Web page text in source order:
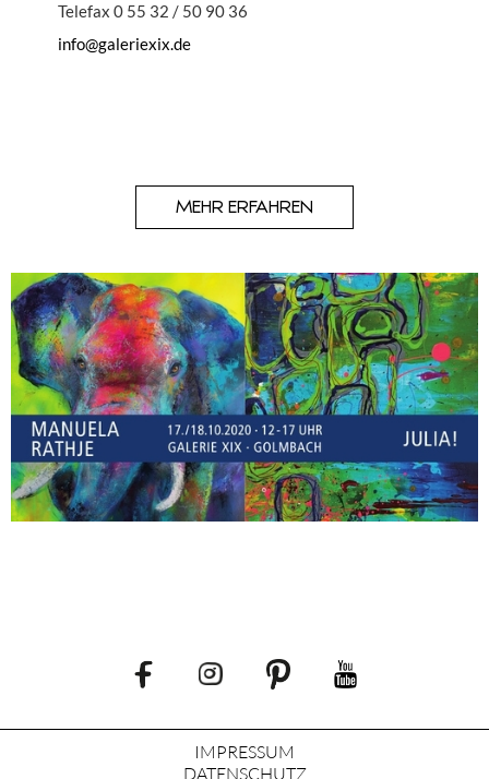
Telefax 0 55 32 / 50 90 36
info@galeriexix.de
MEHR ERFAHREN
IMPRESSUM
DATENSCHUTZ